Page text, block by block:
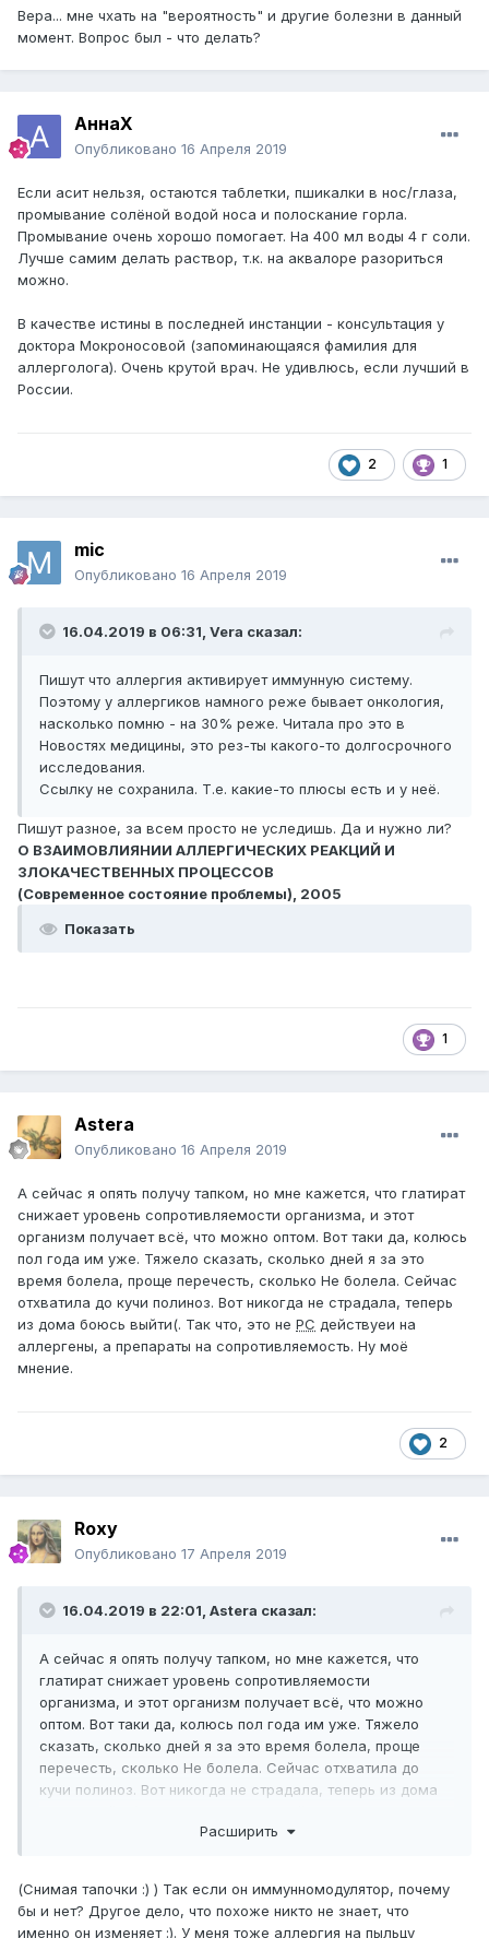
Вера... мне чхать на "вероятность" и другие болезни в данный
момент. Вопрос был - что делать?
АннаХ
Опубликовано 16 Апреля 2019
Если асит нельзя, остаются таблетки, пшикалки в нос/глаза,
промывание солёной водой носа и полоскание горла.
Промывание очень хорошо помогает. На 400 мл воды 4 г соли.
Лучше самим делать раствор, т.к. на аквалоре разориться
можно.
В качестве истины в последней инстанции - консультация у
доктора Мокроносовой (запоминающаяся фамилия для
аллерголога). Очень крутой врач. Не удивлюсь, если лучший в
России.
2 1
mic
Опубликовано 16 Апреля 2019
16.04.2019 в 06:31, Vera сказал:
Пишут что аллергия активирует иммунную систему.
Поэтому у аллергиков намного реже бывает онкология,
насколько помню - на 30% реже. Читала про это в
Новостях медицины, это рез-ты какого-то долгосрочного
исследования.
Ссылку не сохранила. Т.е. какие-то плюсы есть и у неё.
Пишут разное, за всем просто не уследишь. Да и нужно ли?
О ВЗАИМОВЛИЯНИИ АЛЛЕРГИЧЕСКИХ РЕАКЦИЙ И
ЗЛОКАЧЕСТВЕННЫХ ПРОЦЕССОВ
(Современное состояние проблемы), 2005
Показать
1
Astera
Опубликовано 16 Апреля 2019
А сейчас я опять получу тапком, но мне кажется, что глатират
снижает уровень сопротивляемости организма, и этот
организм получает всё, что можно оптом. Вот таки да, колюсь
пол года им уже. Тяжело сказать, сколько дней я за это
время болела, проще перечесть, сколько Не болела. Сейчас
отхватила до кучи полиноз. Вот никогда не страдала, теперь
из дома боюсь выйти(. Так что, это не РС действуеи на
аллергены, а препараты на сопротивляемость. Ну моё
мнение.
2
Roxy
Опубликовано 17 Апреля 2019
16.04.2019 в 22:01, Astera сказал:
А сейчас я опять получу тапком, но мне кажется, что
глатират снижает уровень сопротивляемости
организма, и этот организм получает всё, что можно
оптом. Вот таки да, колюсь пол года им уже. Тяжело
сказать, сколько дней я за это время болела, проще
перечесть, сколько Не болела. Сейчас отхватила до
кучи полиноз. Вот никогда не страдала, теперь из дома
аллергены, а препараты на сопротивляемость. Ну моё
Расширить
(Снимая тапочки :) ) Так если он иммунномодулятор, почему
бы и нет? Другое дело, что похоже никто не знает, что
именно он изменяет :). У меня тоже аллергия на пыльцу